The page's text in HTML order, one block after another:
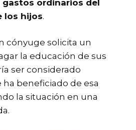
gastos ordinarios del
los hijos.
cónyuge solicita un
la educación de sus
ser considerado
ha beneficiado de esa
la situación en una